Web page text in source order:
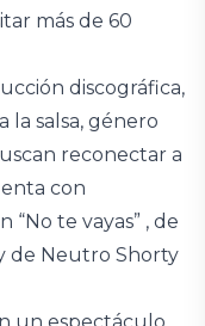
más de 60
discográfica,
salsa, género
reconectar a
con
te vayas” , de
de Neutro Shorty